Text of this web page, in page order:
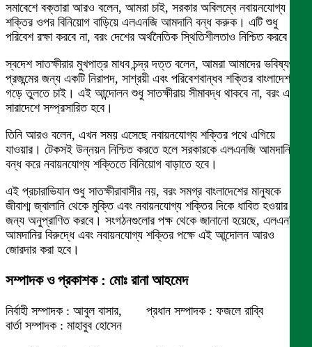
সমাবেশে বক্তারা আরও বলেন, আমরা চাই, সরকার অবিলম্বে নবায়নযোগ্য
শক্তির ওপর বিনিয়োগ বাড়িয়ে এলএনজি আমদানি বন্ধ করুক। এটি শুধু
পরিবেশ রক্ষা করবে না, বরং দেশের অর্থনৈতিক স্থিতিশীলতাও নিশ্চিত করবে।
স্বদেশ সাতক্ষীরার মুখপাত্র মাধব চন্দ্র দত্ত বলেন, আমরা আমাদের ভবিষ্যৎ
প্রজন্মের জন্য একটি নিরাপদ, সাশ্রয়ী এবং পরিবেশবান্ধব শক্তির বাংলাদেশ
গড়ে তুলতে চাই। এই আন্দোলন শুধু সাতক্ষীরায় সীমাবদ্ধ থাকবে না, বরং এটি
সারাদেশে সম্প্রসারিত হবে।
তিনি আরও বলেন, এখন সময় এসেছে নবায়নযোগ্য শক্তির পথে এগিয়ে
যাওয়ার। টেকসই উন্নয়ন নিশ্চিত করতে হলে সরকারকে এলএনজি আমদানি
বন্ধ করে নবায়নযোগ্য শক্তিতে বিনিয়োগ বাড়াতে হবে।
এই প্রচারাভিযান শুধু সাতক্ষীরাবাসীর নয়, বরং সমগ্র বাংলাদেশের মানুষকে
জীবাশ্ম জ্বালানি থেকে মুক্তি এবং নবায়নযোগ্য শক্তির দিকে ধাবিত হওয়ার
জন্য অনুপ্রাণিত করবে। সংগঠনগুলোর পক্ষ থেকে জানানো হয়েছে, এলএনজি
আমদানির বিরুদ্ধে এবং নবায়নযোগ্য শক্তির পক্ষে এই আন্দোলন আরও
জোরদার করা হবে।
সম্পাদক ও প্রকাশক : মোঃ রানা আহমেদ
নির্বাহী সম্পাদক : আবুল বাসার, প্রধান সম্পাদক : ফজলে রাব্বি
বার্তা সম্পাদক : মাহাবুব হোসেন